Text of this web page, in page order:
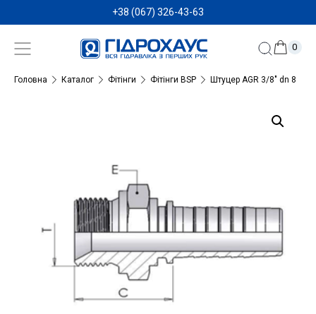
+38 (067) 326-43-63
0
Головна Каталог Фітінги Фітінги BSP Штуцер AGR 3/8″ dn 8